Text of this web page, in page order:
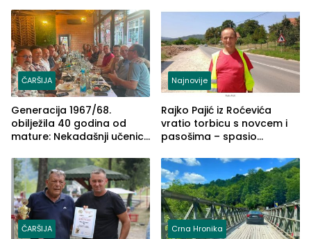
ČARŠIJA
Generacija 1967/68.
obilježila 40 godina od
mature: Nekadašnji učenici
(FOTO)
Najnovije
Rajko Pajić iz Roćevića
vratio torbicu s novcem i
pasošima – spasio
Grčkoj
ČARŠIJA Crna Hronika